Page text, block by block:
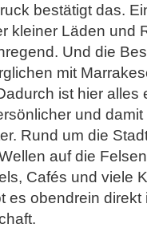
bestätigt das.
kleiner Läden und
Und die
mit
ist hier alles
und damit
Rund um die
auf die
Cafés und viele
es obendrein direkt